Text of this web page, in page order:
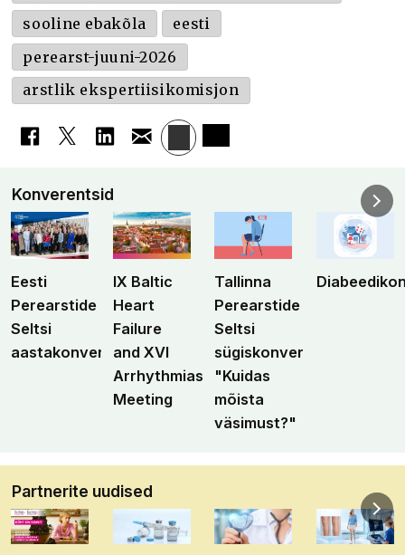
sooline ebakõla
eesti
perearst-juuni-2026
arstlik ekspertiisikomisjon
Konverentsid
Eesti
Perearstide
Seltsi
aastakonverents
IX Baltic
Heart
Failure
and XVI
Arrhythmias
Meeting
Tallinna
Perearstide
Seltsi
sügiskonverents
"Kuidas
mõista
väsimust?"
Partnerite uudised